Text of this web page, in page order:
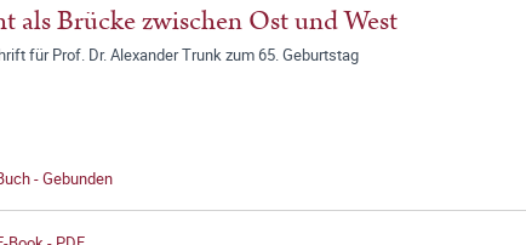
als Brücke zwischen Ost und West
für Prof. Dr. Alexander Trunk zum 65. Geburtstag
- Gebunden